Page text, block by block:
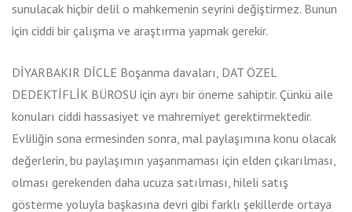
sunulacak hiçbir delil o mahkemenin seyrini değiştirmez. Bunun
için ciddi bir çalışma ve araştırma yapmak gerekir.
DİYARBAKIR DİCLE Boşanma davaları, DAT ÖZEL
DEDEKTİFLİK BÜROSU için ayrı bir öneme sahiptir. Çünkü aile
konuları ciddi hassasiyet ve mahremiyet gerektirmektedir.
Evliliğin sona ermesinden sonra, mal paylaşımına konu olacak
değerlerin, bu paylaşımın yaşanmaması için elden çıkarılması,
olması gerekenden daha ucuza satılması, hileli satış
gösterme yoluyla başkasına devri gibi farklı şekillerde ortaya